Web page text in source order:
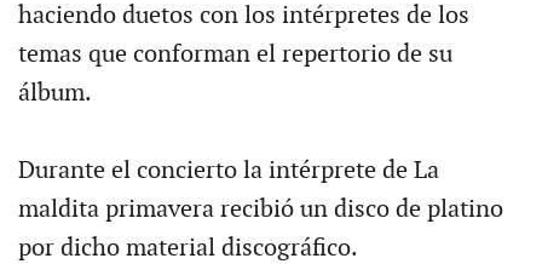
haciendo duetos con los intérpretes de los
temas que conforman el repertorio de su
álbum.
Durante el concierto la intérprete de La
maldita primavera recibió un disco de platino
por dicho material discográfico.